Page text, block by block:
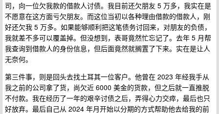
司，向一位欠我款的借款人讨债。我目前还欠朋友 5 万多，我实在是
不愿意在这方面亏欠朋友。而这位当初以各种理由借款的借款人，刚
好还欠我 5 万多。如果能够顺利把这笔债务讨回来，对朋友的负债，
我就差不多可以覆盖掉。但没想到，表哥竟然忙忘记了。去年 5 月帮
我查询到借款人的身份信息，但后面竟然就搁置了下来。实在是让人
无奈何。
第三件事，则是回头去找土耳其一位客户。他曾在 2023 年经我手从
我之前的公司拿了货，尚欠近 6000 美金的货款，但之后就一直推脱
不付款。我在经历了一年的艰辛讨债之后，弄得心力交瘁，最后也只
好放弃。最后自己从 2024 年月开始以分期的方式帮助他去给我的前